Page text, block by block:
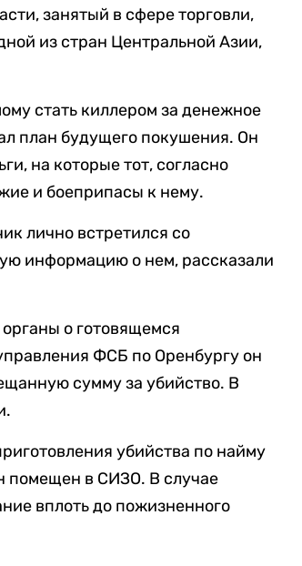
занятый в сфере торговли,
из стран Центральной Азии,
стать киллером за денежное
план будущего покушения. Он
на которые тот, согласно
и боеприпасы к нему.
лично встретился со
информацию о нем, рассказали
о готовящемся
ФСБ по Оренбургу он
сумму за убийство. В
убийства по найму
помещен в СИЗО. В случае
вплоть до пожизненного